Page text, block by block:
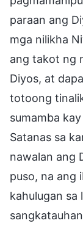
paraan ang
mga nilikha
ang takot ng
Diyos, at
totoong
sumamba
Satanas sa
nawalan ang
puso, na ang
kahulugan sa